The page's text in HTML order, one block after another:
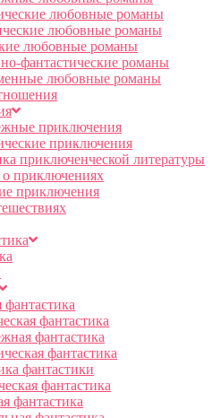
любовные романы
любовные романы
любовные романы
фантастические романы
любовные романы
приключения
приключения
приключенческой литературы
приключениях
приключения
фантастика
фантастика
фантастика
фантастика
фантастики
фантастика
фантастика